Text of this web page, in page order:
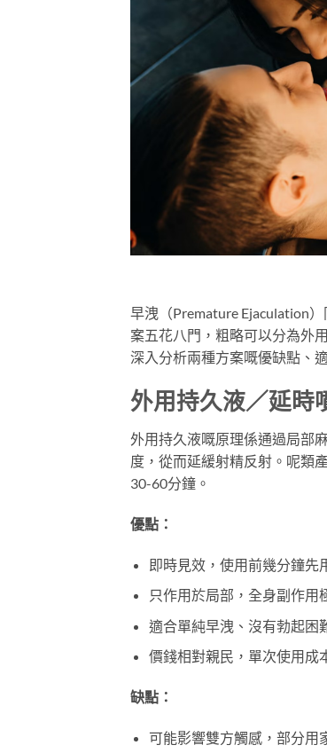
早洩（Premature Ejaculation
案五花八門，粗略可以分為外
深入分析兩種方案嘅優缺點、
外用持久液／延時
外用持久液嘅原理係通過局部
度，從而延緩射精反射。呢類
30-60分鐘。
優點：
即時見效，使用前幾分鐘先
只作用於局部，全身副作用
適合單純早洩、沒有勃起困
價錢相對親民，單次使用成
缺點：
可能影響雙方觸感，部分用